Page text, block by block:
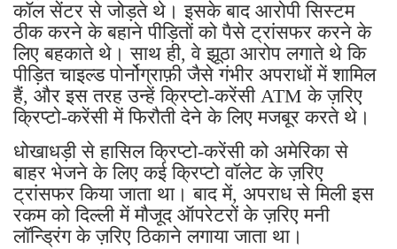
कॉल सेंटर से जोड़ते थे। इसके बाद आरोपी सिस्टम
ठीक करने के बहाने पीड़ितों को पैसे ट्रांसफर करने के
लिए बहकाते थे। साथ ही, वे झूठा आरोप लगाते थे कि
पीड़ित चाइल्ड पोर्नोग्राफ़ी जैसे गंभीर अपराधों में शामिल
हैं, और इस तरह उन्हें क्रिप्टो-करेंसी ATM के ज़रिए
क्रिप्टो-करेंसी में फिरौती देने के लिए मजबूर करते थे।
धोखाधड़ी से हासिल क्रिप्टो-करेंसी को अमेरिका से
बाहर भेजने के लिए कई क्रिप्टो वॉलेट के ज़रिए
ट्रांसफर किया जाता था। बाद में, अपराध से मिली इस
रकम को दिल्ली में मौजूद ऑपरेटरों के ज़रिए मनी
लॉन्ड्रिंग के ज़रिए ठिकाने लगाया जाता था।